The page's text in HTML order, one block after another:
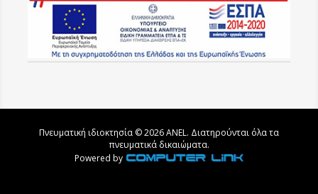
Πνευματική ιδιοκτησία © 2026 ANEL. Διατηρούνται όλα τα
πνευματικά δικαιώματα.
Powered by